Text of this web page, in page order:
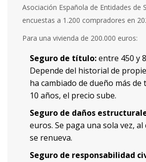
Asociación Española de Entidades de
encuestas a 1.200 compradores en
Para una vivienda de 200.000 euros:
Seguro de título:entre 450 y
Depende del historial de
ha cambiado de dueño más de
10 años, el precio sube.
Seguro de daños
euros. Se paga una sola vez,
se renueva.
Seguro de responsabilidad